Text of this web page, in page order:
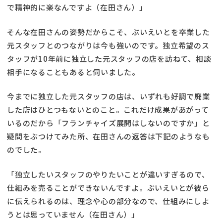
で精神的に楽なんですよ（在田さん）」
そんな在田さんの姿勢だからこそ、ぶいえいとを卒業した
元スタッフとのつながりは今も強いのです。独立希望のス
タッフが10年前に独立した元スタッフの店を訪ねて、相談
相手になることもあると伺いました。
今までに独立した元スタッフの店は、いずれも好調で廃業
した店はひとつもないとのこと。これだけ成果があがって
いるのだから「フランチャイズ展開はしないのですか」と
疑問をぶつけてみた所、在田さんの返答は下記のようなも
のでした。
「独立したいスタッフのやりたいことが違いすぎるので、
仕組みを売ることができないんですよ。ぶいえいとが彼ら
に伝えられるのは、理念や心の部分なので、仕組みにしよ
うとは思っていません（在田さん）」